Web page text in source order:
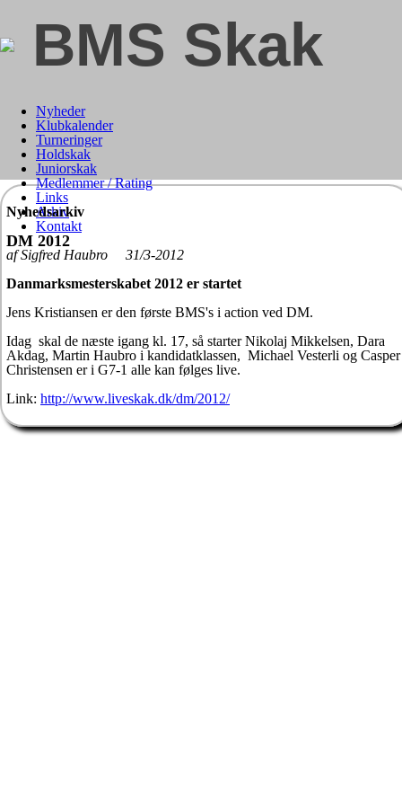
BMS Skak
Nyheder
Klubkalender
Turneringer
Holdskak
Juniorskak
Medlemmer / Rating
Links
Arkiv
Kontakt
Nyhedsarkiv
DM 2012
af Sigfred Haubro 31/3-2012
Danmarksmesterskabet 2012 er startet
Jens Kristiansen er den første BMS's i action ved DM.
Idag skal de næste igang kl. 17, så starter Nikolaj Mikkelsen, Dara
Akdag, Martin Haubro i kandidatklassen, Michael Vesterli og Casper
Christensen er i G7-1 alle kan følges live.
Link: http://www.liveskak.dk/dm/2012/